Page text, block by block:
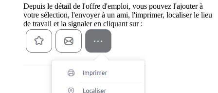
Depuis le détail de l'offre d'emploi, vous pouvez l'ajouter à
votre sélection, l'envoyer à un ami, l'imprimer, localiser le lieu
de travail et la signaler en cliquant sur :